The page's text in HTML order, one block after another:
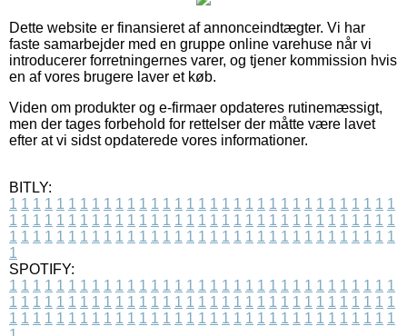
Dette website er finansieret af annonceindtægter. Vi har
faste samarbejder med en gruppe online varehuse når vi
introducerer forretningernes varer, og tjener kommission hvis
en af vores brugere laver et køb.
Viden om produkter og e-firmaer opdateres rutinemæssigt,
men der tages forbehold for rettelser der måtte være lavet
efter at vi sidst opdaterede vores informationer.
BITLY:
1 1 1 1 1 1 1 1 1 1 1 1 1 1 1 1 1 1 1 1 1 1 1 1 1 1 1 1 1 1 1 1 1
1 1 1 1 1 1 1 1 1 1 1 1 1 1 1 1 1 1 1 1 1 1 1 1 1 1 1 1 1 1 1 1 1
1 1 1 1 1 1 1 1 1 1 1 1 1 1 1 1 1 1 1 1 1 1 1 1 1 1 1 1 1 1 1 1 1
1
SPOTIFY:
1 1 1 1 1 1 1 1 1 1 1 1 1 1 1 1 1 1 1 1 1 1 1 1 1 1 1 1 1 1 1 1 1
1 1 1 1 1 1 1 1 1 1 1 1 1 1 1 1 1 1 1 1 1 1 1 1 1 1 1 1 1 1 1 1 1
1 1 1 1 1 1 1 1 1 1 1 1 1 1 1 1 1 1 1 1 1 1 1 1 1 1 1 1 1 1 1 1 1